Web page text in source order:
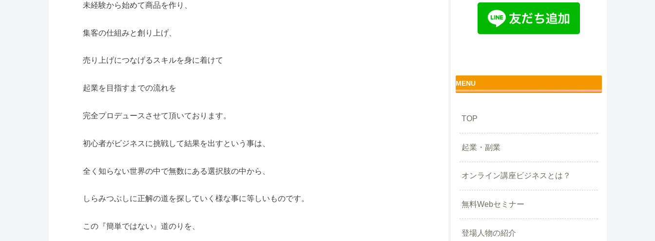
未経験から始めて商品を作り、
集客の仕組みと創り上げ、
売り上げにつなげるスキルを身に着けて
起業を目指すまでの流れを
完全プロデュースさせて頂いております。
初心者がビジネスに挑戦して結果を出すという事は、
全く知らない世界の中で無数にある選択肢の中から、
しらみつぶしに正解の道を探していく様な事に等しいものです。
この『簡単ではない』道のりを、
MENU
TOP
起業・副業
オンライン講座ビジネスとは？
無料Webセミナー
登場人物の紹介